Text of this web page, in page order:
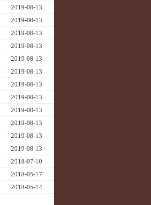
2019-08-13
2019-08-13
2019-08-13
2019-08-13
2019-08-13
2019-08-13
2019-08-13
2019-08-13
2019-08-13
2019-08-13
2019-08-13
2019-08-13
2018-07-10
2018-05-17
2018-05-14